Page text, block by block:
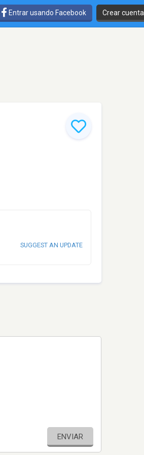
Entrar usando Facebook Crear cuenta
SUGGEST AN UPDATE
ENVIAR